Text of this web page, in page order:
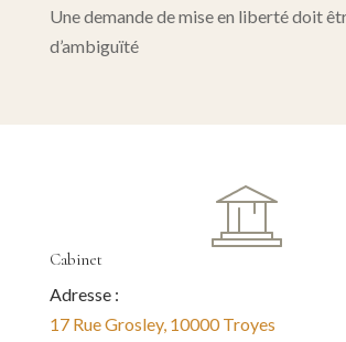
Une demande de mise en liberté doit
d’ambiguïté
Cabinet
Adresse :
17 Rue Grosley, 10000 Troyes